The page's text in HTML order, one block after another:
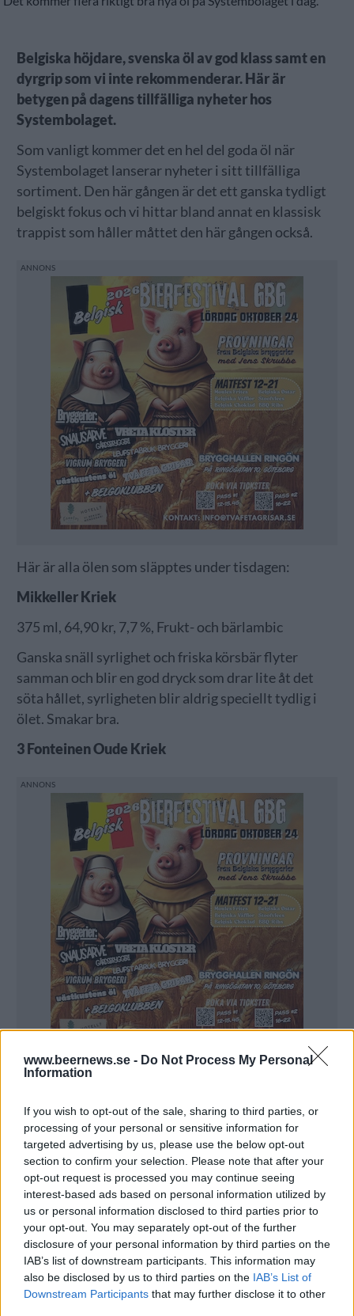
www.beernews.se - Do Not Process My Personal
Information
If you wish to opt-out of the sale, sharing to third parties, or
processing of your personal or sensitive information for
targeted advertising by us, please use the below opt-out
section to confirm your selection. Please note that after your
opt-out request is processed you may continue seeing
interest-based ads based on personal information utilized by
us or personal information disclosed to third parties prior to
your opt-out. You may separately opt-out of the further
disclosure of your personal information by third parties on the
IAB’s list of downstream participants. This information may
also be disclosed by us to third parties on the IAB’s List of
Downstream Participants that may further disclose it to other
Belgiska höjdare, svenska öl av god klass samt en
dyrgrip som vi inte rekommenderar. Här är
betygen på dagens tillfälliga nyheter hos
Systembolaget.
Som vanligt kommer det en hel del goda öl när
Systembolaget lanserar nyheter i sitt tillfälliga
sortiment. Den här gången är det ett ganska tydligt
belgiskt fokus och vi hittar bland annat en klassisk
trappist som håller måttet den här gången också.
Här är alla ölen som släpptes under tisdagen:
Mikkeller Kriek
375 ml, 64,90 kr, 7,7 %, Frukt- och bärlambic
Ganska snäll syrlighet och friska körsbär flyter
samman och blir en god dryck som drar lite åt det
söta hållet, syrligheten blir aldrig speciellt tydlig i
ölet. Smakar bra.
3 Fonteinen Oude Kriek
Här blir det en annan komplexitet med en tydligare
syra, det är funkigt med jordtoner och körsbären
skapar inte samma sötma som i ölet ovan. Det här
har varit en favorit länge och det smakar riktigt bra
även den här gången.
Wild Beer Fruitbooter
330 ml, 49,90 kr, 5,1 %, Övrig syrlig öl
Friska hallon, en behaglig syra som ändå tar en del